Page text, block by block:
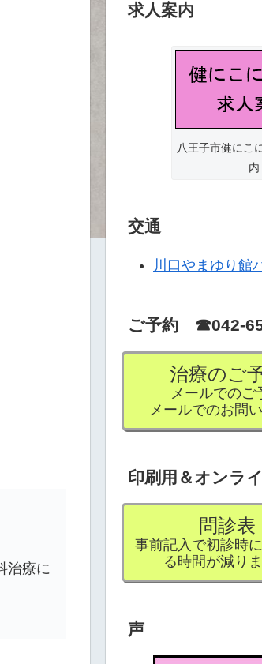
治療に
求人案内
八王子市健にこ
内
交通
川口やまゆり館
ご予約 ☎042-
治療のご
メールでのご
メールでのお問
印刷用＆オンラ
問診表
事前記入で初診時
る時間が減りま
声